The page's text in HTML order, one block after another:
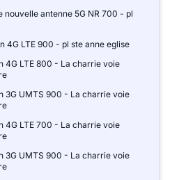
nouvelle antenne 5G NR 700 - pl
4G LTE 900 - pl ste anne eglise
4G LTE 800 - La charrie voie
3G UMTS 900 - La charrie voie
4G LTE 700 - La charrie voie
3G UMTS 900 - La charrie voie